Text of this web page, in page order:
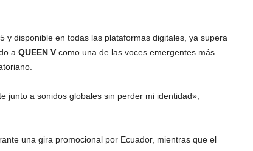
y disponible en todas las plataformas digitales, ya supera
a QUEEN Vcomo una de las voces emergentes más
junto a sonidos globales sin perder mi identidad»,
una gira promocional por Ecuador, mientras que el